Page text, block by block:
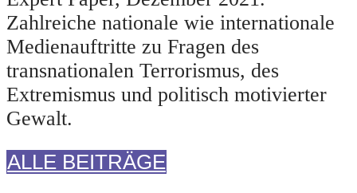
Zahlreiche nationale wie internationale
Medienauftritte zu Fragen des
transnationalen Terrorismus, des
Extremismus und politisch motivierter
Gewalt.
ALLE BEITRÄGE